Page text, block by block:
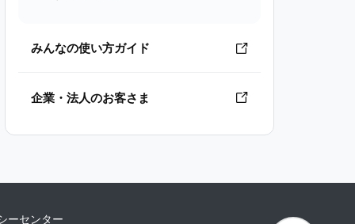
みんなの使い方ガイド
企業・法人のお客さま
ーセンター